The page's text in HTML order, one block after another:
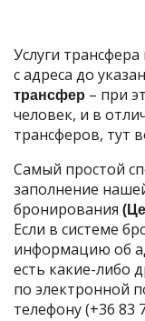
Услуги
с адреса до
трансфер – при
человек, и в
трансферов, тут
Самый простой
заполнение
бронирования
Если в системе
информацию об
есть какие-либо
по электронной
телефону (+36 83